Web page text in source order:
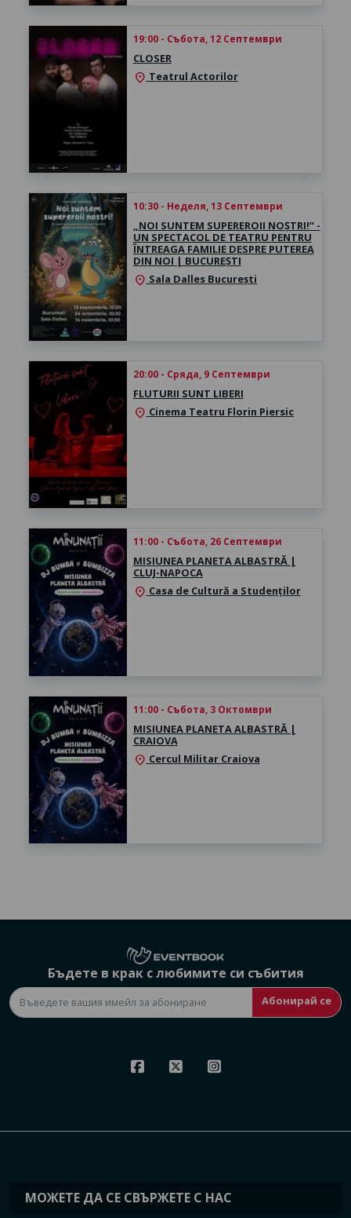
19:00 - Събота, 12 Септември
CLOSER
location_on Teatrul Actorilor
10:30 - Неделя, 13 Септември
„NOI SUNTEM SUPEREROII NOȘTRI!” -
UN SPECTACOL DE TEATRU PENTRU
ÎNTREAGA FAMILIE DESPRE PUTEREA
DIN NOI | BUCUREȘTI
location_on Sala Dalles București
20:00 - Сряда, 9 Септември
FLUTURII SUNT LIBERI
location_on Cinema Teatru Florin Piersic
11:00 - Събота, 26 Септември
MISIUNEA PLANETA ALBASTRĂ |
CLUJ-NAPOCA
location_on Casa de Cultură a Studenților
11:00 - Събота, 3 Октомври
MISIUNEA PLANETA ALBASTRĂ |
CRAIOVA
location_on Cercul Militar Craiova
Бъдете в крак с любимите си събития
Абонирай се
МОЖЕТЕ ДА СЕ СВЪРЖЕТЕ С НАС